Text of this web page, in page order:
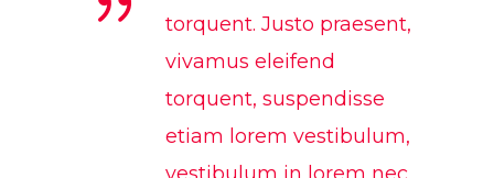
torquent. Justo praesent,
vivamus eleifend
torquent, suspendisse
etiam lorem vestibulum,